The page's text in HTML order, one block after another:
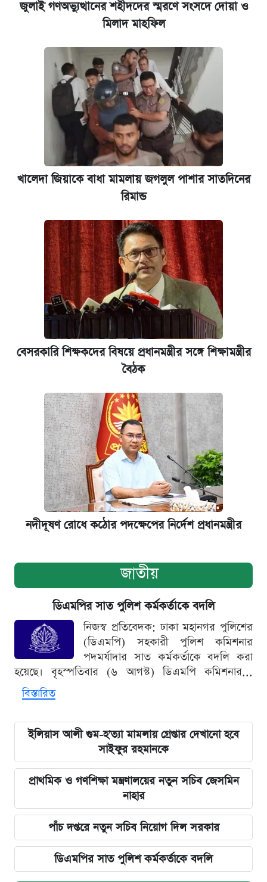
জুলাই গণঅভ্যুত্থানের শহীদদের স্মরণে সংসদে দোয়া ও
মিলাদ মাহফিল
খালেদা জিয়াকে বাধা মামলায় জগলুল পাশার সাতদিনের
রিমান্ড
বেসরকারি শিক্ষকদের বিষয়ে প্রধানমন্ত্রীর সঙ্গে শিক্ষামন্ত্রীর
বৈঠক
নদীদূষণ রোধে কঠোর পদক্ষেপের নির্দেশ প্রধানমন্ত্রীর
জাতীয়
ডিএমপির সাত পুলিশ কর্মকর্তাকে বদলি
নিজস্ব প্রতিবেদক: ঢাকা মহানগর পুলিশের
(ডিএমপি) সহকারী পুলিশ কমিশনার
পদমর্যাদার সাত কর্মকর্তাকে বদলি করা
হয়েছে। বৃহস্পতিবার (৬ আগস্ট) ডিএমপি কমিশনার...
বিস্তারিত
ইলিয়াস আলী গুম-হ'ত্যা মামলায় গ্রেপ্তার দেখানো হবে
সাইফুর রহমানকে
প্রাথমিক ও গণশিক্ষা মন্ত্রণালয়ের নতুন সচিব জেসমিন
নাহার
পাঁচ দপ্তরে নতুন সচিব নিয়োগ দিল সরকার
ডিএমপির সাত পুলিশ কর্মকর্তাকে বদলি